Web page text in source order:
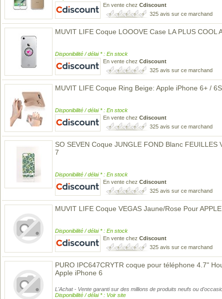
En vente chez Cdiscount
325 avis sur ce marchand
MUVIT LIFE Coque LOOOVE Case LA PLUS COOL
Disponibilité / délai * : En stock
En vente chez Cdiscount
325 avis sur ce marchand
MUVIT LIFE Coque Ring Beige: Apple iPhone 6+ /
Disponibilité / délai * : En stock
En vente chez Cdiscount
325 avis sur ce marchand
SO SEVEN Coque JUNGLE FOND Blanc FEUILLES
7
Disponibilité / délai * : En stock
En vente chez Cdiscount
325 avis sur ce marchand
MUVIT LIFE Coque VEGAS Jaune/Rose Pour
Disponibilité / délai * : En stock
En vente chez Cdiscount
325 avis sur ce marchand
PURO IPC647CRYTR coque pour téléphone 4.7"
Apple iPhone 6
L'Achat - Vente garanti sur des millions de produits neufs ou
Disponibilité / délai * : Voir site